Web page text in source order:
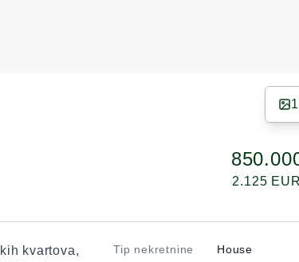
2.125
kvartova,
Tip nekretnine
House